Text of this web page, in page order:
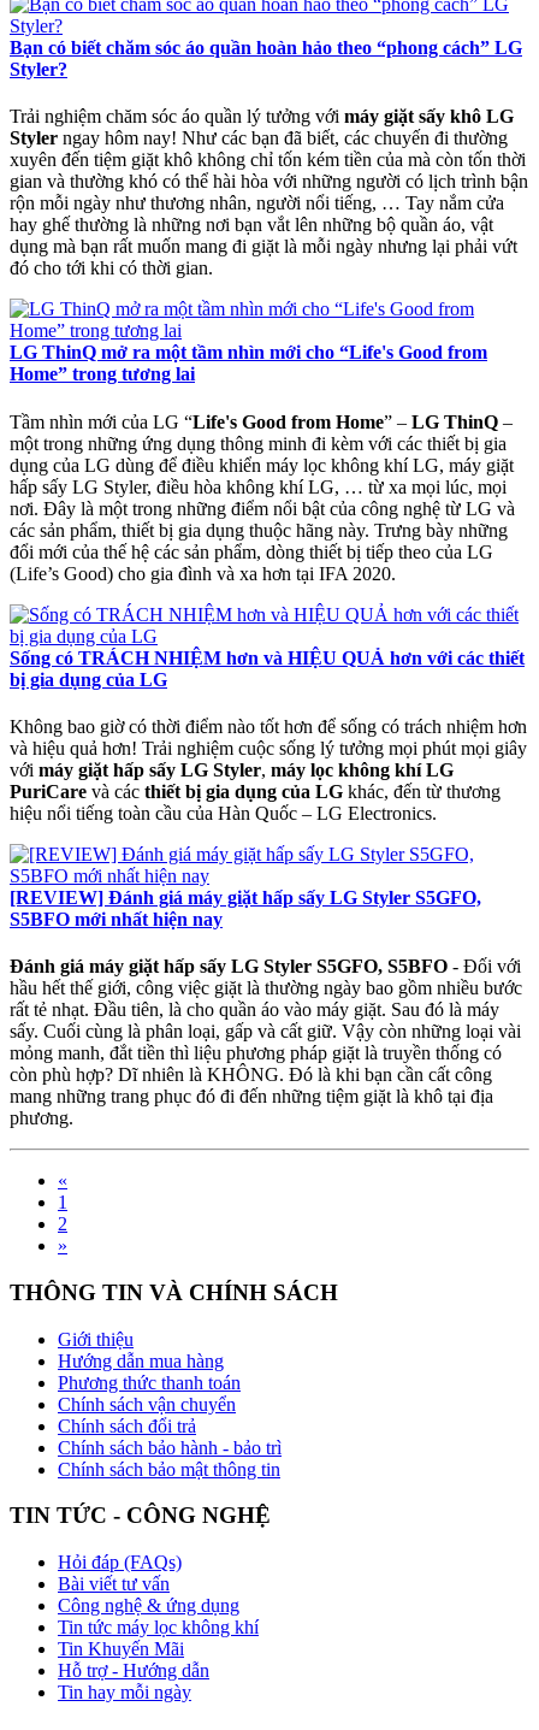
Bạn có biết chăm sóc áo quần hoàn hảo theo “phong cách” LG
Styler?
Trải nghiệm chăm sóc áo quần lý tưởng với máy giặt sấy khô LG
Styler ngay hôm nay! Như các bạn đã biết, các chuyến đi thường
xuyên đến tiệm giặt khô không chỉ tốn kém tiền của mà còn tốn thời
gian và thường khó có thể hài hòa với những người có lịch trình bận
rộn mỗi ngày như thương nhân, người nổi tiếng, … Tay nắm cửa
hay ghế thường là những nơi bạn vắt lên những bộ quần áo, vật
dụng mà bạn rất muốn mang đi giặt là mỗi ngày nhưng lại phải vứt
đó cho tới khi có thời gian.
LG ThinQ mở ra một tầm nhìn mới cho “Life's Good from
Home” trong tương lai
Tầm nhìn mới của LG “Life's Good from Home” – LG ThinQ –
một trong những ứng dụng thông minh đi kèm với các thiết bị gia
dụng của LG dùng để điều khiển máy lọc không khí LG, máy giặt
hấp sấy LG Styler, điều hòa không khí LG, … từ xa mọi lúc, mọi
nơi. Đây là một trong những điểm nổi bật của công nghệ từ LG và
các sản phẩm, thiết bị gia dụng thuộc hãng này. Trưng bày những
đổi mới của thế hệ các sản phẩm, dòng thiết bị tiếp theo của LG
(Life’s Good) cho gia đình và xa hơn tại IFA 2020.
Sống có TRÁCH NHIỆM hơn và HIỆU QUẢ hơn với các thiết
bị gia dụng của LG
Không bao giờ có thời điểm nào tốt hơn để sống có trách nhiệm hơn
và hiệu quả hơn! Trải nghiệm cuộc sống lý tưởng mọi phút mọi giây
với máy giặt hấp sấy LG Styler, máy lọc không khí LG
PuriCare và các thiết bị gia dụng của LG khác, đến từ thương
hiệu nổi tiếng toàn cầu của Hàn Quốc – LG Electronics.
[REVIEW] Đánh giá máy giặt hấp sấy LG Styler S5GFO,
S5BFO mới nhất hiện nay
Đánh giá máy giặt hấp sấy LG Styler S5GFO, S5BFO - Đối với
hầu hết thế giới, công việc giặt là thường ngày bao gồm nhiều bước
rất tẻ nhạt. Đầu tiên, là cho quần áo vào máy giặt. Sau đó là máy
sấy. Cuối cùng là phân loại, gấp và cất giữ. Vậy còn những loại vài
mỏng manh, đắt tiền thì liệu phương pháp giặt là truyền thống có
còn phù hợp? Dĩ nhiên là KHÔNG. Đó là khi bạn cần cất công
mang những trang phục đó đi đến những tiệm giặt là khô tại địa
phương.
«
1
2
»
THÔNG TIN VÀ CHÍNH SÁCH
Giới thiệu
Hướng dẫn mua hàng
Phương thức thanh toán
Chính sách vận chuyển
Chính sách đổi trả
Chính sách bảo hành - bảo trì
Chính sách bảo mật thông tin
TIN TỨC - CÔNG NGHỆ
Hỏi đáp (FAQs)
Bài viết tư vấn
Công nghệ & ứng dụng
Tin tức máy lọc không khí
Tin Khuyến Mãi
Hỗ trợ - Hướng dẫn
Tin hay mỗi ngày